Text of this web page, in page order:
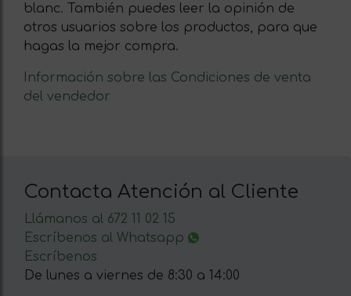
blanc. También puedes leer la opinión de
otros usuarios sobre los productos, para que
hagas la mejor compra.
Información sobre las Condiciones de venta
del vendedor
Contacta Atención al Cliente
Llámanos al 672 11 02 15
Escríbenos al Whatsapp
Escríbenos
De lunes a viernes de 8:30 a 14:00